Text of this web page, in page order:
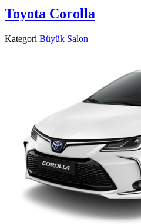
Toyota Corolla
Kategori Büyük Salon